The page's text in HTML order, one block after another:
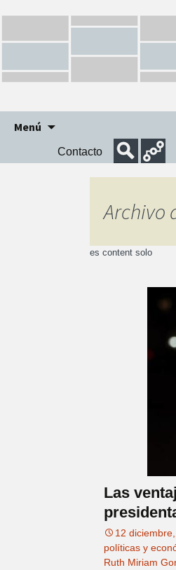
Menú
contenido
Contacto
Archivo
es content solo
Las
12
políticas y
Ruth Miriam